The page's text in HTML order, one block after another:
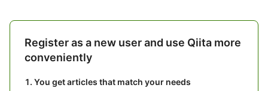
Register as a new user and use Qiita more
conveniently
You get articles that match your needs